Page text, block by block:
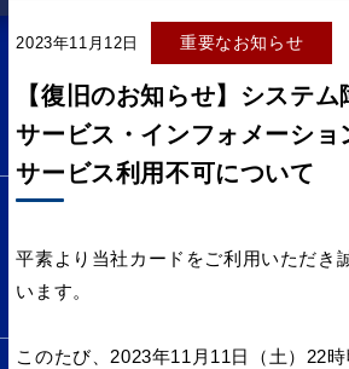
2023年11月12日 重要なお知らせ
【復旧のお知らせ】システ
サービス・インフォメーショ
サービス利用不可について
平素より当社カードをご利用いただき
います。
このたび、2023年11月11日（土）22時